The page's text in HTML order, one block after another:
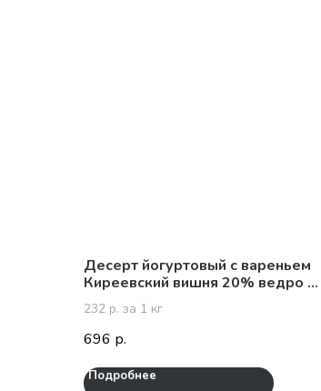
Десерт йогуртовый с вареньем
Киреевский вишня 20% ведро 3
кг
232 р. за 1 кг
696 р.
Подробнее